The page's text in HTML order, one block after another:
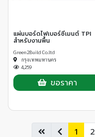
แผ่นบอร์ดไฟเบอร์ซีเมนต์ TPI
สำหรับงานพื้น
Green2Build Co.ltd
กรุงเทพมหานคร
4,259
ขอราคา
1 2